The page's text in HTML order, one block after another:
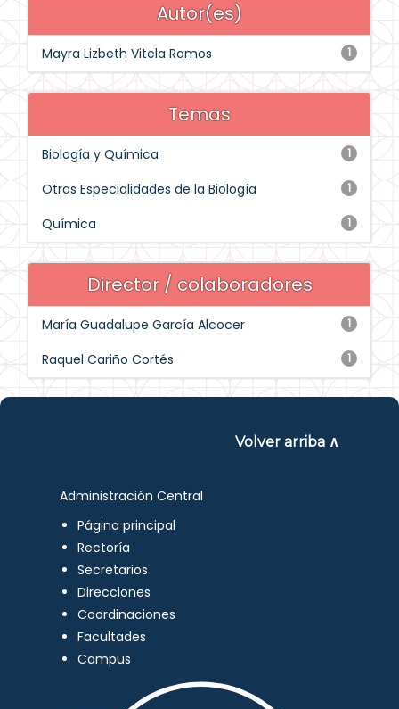
Autor(es)
1
Mayra Lizbeth Vitela Ramos
Temas
1
Biología y Química
1
Otras Especialidades de la Biología
1
Química
Director / colaboradores
1
María Guadalupe García Alcocer
1
Raquel Cariño Cortés
Volver arriba ∧
Administración Central
Página principal
Rectoría
Secretarios
Direcciones
Coordinaciones
Facultades
Campus